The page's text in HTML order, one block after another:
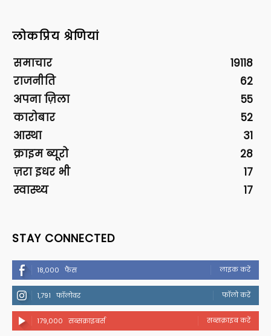
लोकप्रिय श्रेणियां
समाचार
19118
राजनीति
62
अपना ज़िला
55
कारोबार
52
आस्था
31
क्राइम ब्यूरो
28
ज़रा इधर भी
17
स्वास्थ्य
17
STAY CONNECTED
18,000 फैंस लाइक करें
1,791 फॉलोवर फॉलो करें
179,000 सब्सक्राइबर्स सब्सक्राइब करें